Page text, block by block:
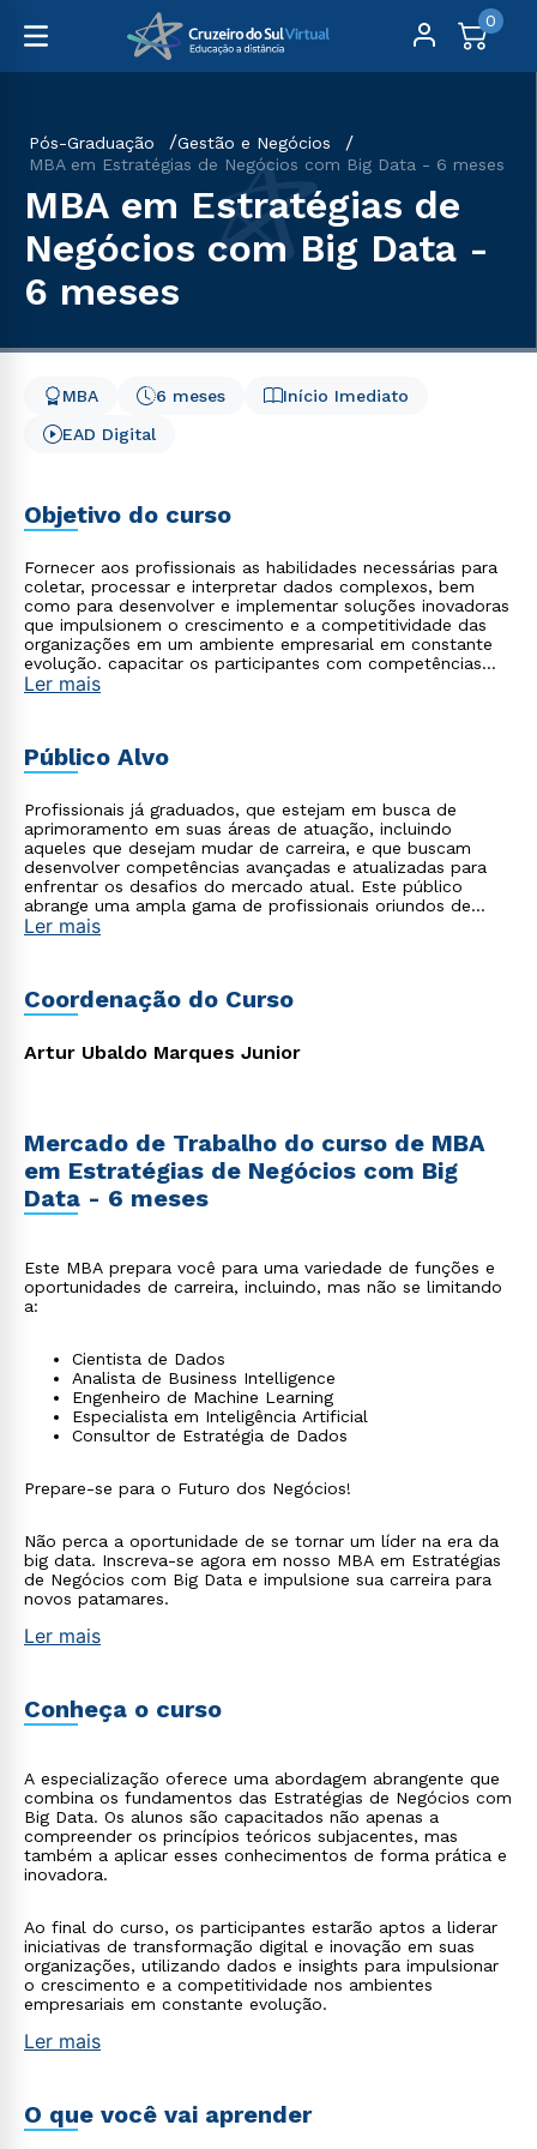
0
Pós-Graduação
Gestão e Negócios
MBA em Estratégias de Negócios com Big Data - 6 meses
MBA em Estratégias de
Negócios com Big Data -
6 meses
Início Imediato
6 meses
MBA
EAD Digital
Objetivo do curso
Fornecer aos profissionais as habilidades necessárias para
coletar, processar e interpretar dados complexos, bem
como para desenvolver e implementar soluções inovadoras
que impulsionem o crescimento e a competitividade das
organizações em um ambiente empresarial em constante
evolução. capacitar os participantes com competências
avançadas em análise de dados, modelagem estatística e
Ler mais
Público Alvo
Profissionais já graduados, que estejam em busca de
aprimoramento em suas áreas de atuação, incluindo
aqueles que desejam mudar de carreira, e que buscam
desenvolver competências avançadas e atualizadas para
enfrentar os desafios do mercado atual. Este público
abrange uma ampla gama de profissionais oriundos de
diversas áreas, como tecnologia, saúde, empresarial,
carreiras e alcançar o sucesso profissional.
Ler mais
Coordenação do Curso
Artur Ubaldo Marques Junior
Mercado de Trabalho do curso de MBA
em Estratégias de Negócios com Big
Data - 6 meses
Este MBA prepara você para uma variedade de funções e
oportunidades de carreira, incluindo, mas não se limitando
a:
Cientista de Dados
Analista de Business Intelligence
Engenheiro de Machine Learning
Especialista em Inteligência Artificial
Consultor de Estratégia de Dados
Prepare-se para o Futuro dos Negócios!
Não perca a oportunidade de se tornar um líder na era da
big data. Inscreva-se agora em nosso MBA em Estratégias
de Negócios com Big Data e impulsione sua carreira para
novos patamares.
Ler mais
Conheça o curso
A especialização oferece uma abordagem abrangente que
combina os fundamentos das Estratégias de Negócios com
Big Data. Os alunos são capacitados não apenas a
compreender os princípios teóricos subjacentes, mas
também a aplicar esses conhecimentos de forma prática e
inovadora.
Ao final do curso, os participantes estarão aptos a liderar
iniciativas de transformação digital e inovação em suas
organizações, utilizando dados e insights para impulsionar
o crescimento e a competitividade nos ambientes
empresariais em constante evolução.
Ler mais
O que você vai aprender